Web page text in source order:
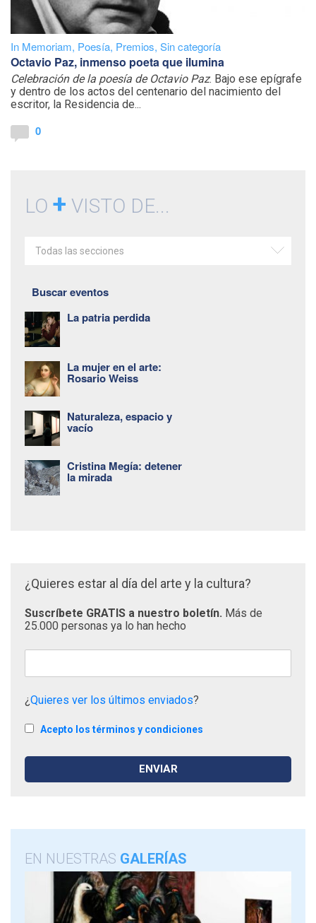
In Memoriam, Poesía, Premios, Sin categoría
Octavio Paz, inmenso poeta que ilumina
Celebración de la poesía de Octavio Paz. Bajo ese epígrafe
y dentro de los actos del centenario del nacimiento del
escritor, la Residencia de...
0
LO + VISTO DE...
Todas las secciones
Buscar eventos
La patria perdida
La mujer en el arte:
Rosario Weiss
Naturaleza, espacio y
vacío
Cristina Megía: detener
la mirada
¿Quieres estar al día del arte y la cultura?
Suscríbete GRATIS a nuestro boletín. Más de
25.000 personas ya lo han hecho
¿Quieres ver los últimos enviados?
Acepto los términos y condiciones
EN NUESTRAS GALERÍAS